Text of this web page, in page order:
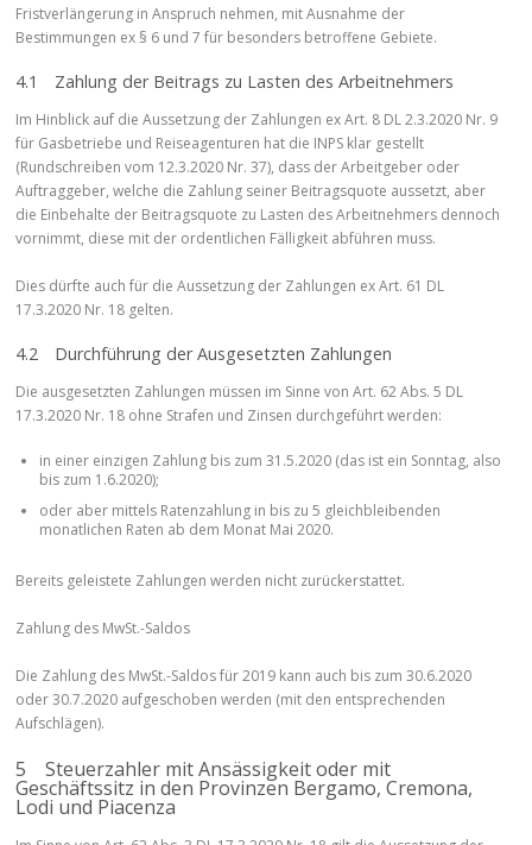
Fristverlängerung in Anspruch nehmen, mit Ausnahme der
Bestimmungen ex § 6 und 7 für besonders betroffene Gebiete.
4.1 Zahlung der Beitrags zu Lasten des Arbeitnehmers
Im Hinblick auf die Aussetzung der Zahlungen ex Art. 8 DL 2.3.2020 Nr. 9
für Gasbetriebe und Reiseagenturen hat die INPS klar gestellt
(Rundschreiben vom 12.3.2020 Nr. 37), dass der Arbeitgeber oder
Auftraggeber, welche die Zahlung seiner Beitragsquote aussetzt, aber
die Einbehalte der Beitragsquote zu Lasten des Arbeitnehmers dennoch
vornimmt, diese mit der ordentlichen Fälligkeit abführen muss.
Dies dürfte auch für die Aussetzung der Zahlungen ex Art. 61 DL
17.3.2020 Nr. 18 gelten.
4.2 Durchführung der Ausgesetzten Zahlungen
Die ausgesetzten Zahlungen müssen im Sinne von Art. 62 Abs. 5 DL
17.3.2020 Nr. 18 ohne Strafen und Zinsen durchgeführt werden:
in einer einzigen Zahlung bis zum 31.5.2020 (das ist ein Sonntag, also
bis zum 1.6.2020);
oder aber mittels Ratenzahlung in bis zu 5 gleichbleibenden
monatlichen Raten ab dem Monat Mai 2020.
Bereits geleistete Zahlungen werden nicht zurückerstattet.
Zahlung des MwSt.-Saldos
Die Zahlung des MwSt.-Saldos für 2019 kann auch bis zum 30.6.2020
oder 30.7.2020 aufgeschoben werden (mit den entsprechenden
Aufschlägen).
5 Steuerzahler mit Ansässigkeit oder mit
Geschäftssitz in den Provinzen Bergamo, Cremona,
Lodi und Piacenza